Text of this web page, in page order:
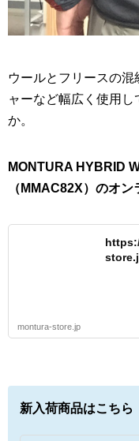
ウールとフリースの
ャーなど幅広く使用し
か。
MONTURA HYBRID
（MMAC82X）のオ
montura-store.jp
新入荷商品はこちら